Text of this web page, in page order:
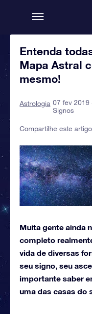
Entenda
Mapa Astral
mesmo!
Astrologia 07 fev 2019
Signos
Compartilhe este
Muita gente ainda
completo
vida de diversas
seu signo, seu
importante saber
uma das casas do